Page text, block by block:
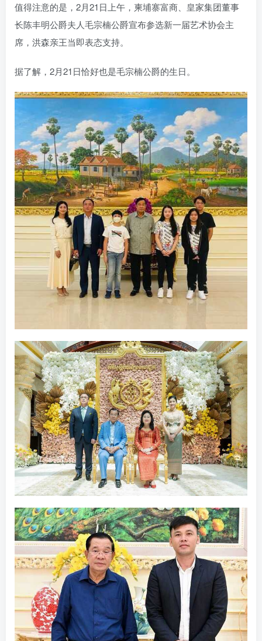
值得注意的是，2月21日上午，柬埔寨富商、皇家集团董事
长陈丰明公爵夫人毛宗楠公爵宣布参选新一届艺术协会主
席，洪森亲王当即表态支持。
据了解，2月21日恰好也是毛宗楠公爵的生日。